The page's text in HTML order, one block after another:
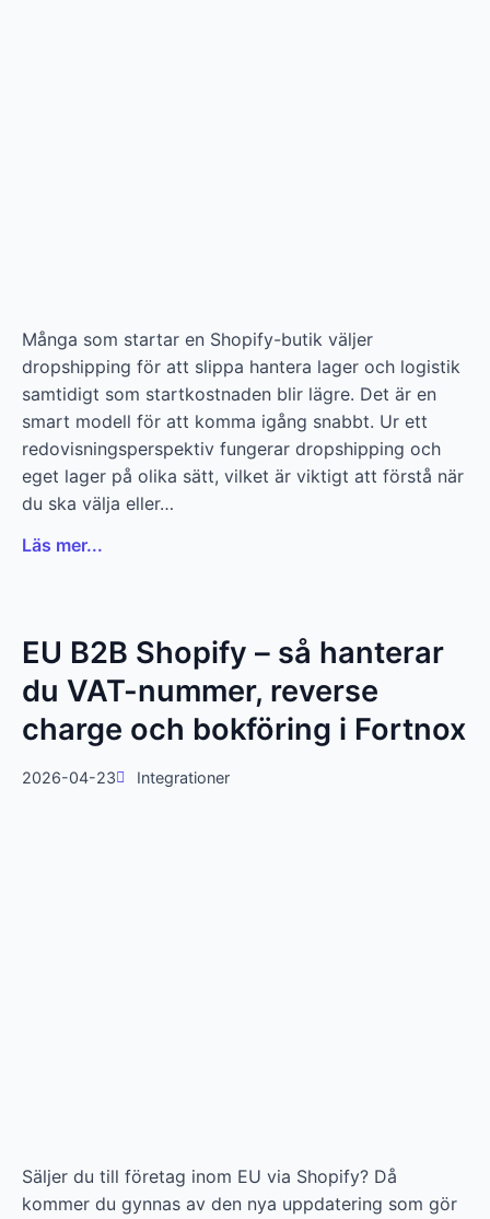
Många som startar en Shopify-butik väljer
dropshipping för att slippa hantera lager och logistik
samtidigt som startkostnaden blir lägre. Det är en
smart modell för att komma igång snabbt. Ur ett
redovisningsperspektiv fungerar dropshipping och
eget lager på olika sätt, vilket är viktigt att förstå när
du ska välja eller…
Läs mer...
EU B2B Shopify – så hanterar
du VAT-nummer, reverse
charge och bokföring i Fortnox
2026-04-23 Integrationer
Säljer du till företag inom EU via Shopify? Då
kommer du gynnas av den nya uppdatering som gör